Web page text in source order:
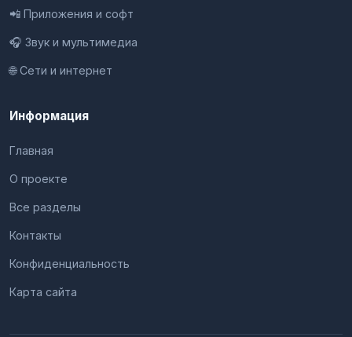
📲 Приложения и софт
🎧 Звук и мультимедиа
🌐 Сети и интернет
Информация
Главная
О проекте
Все разделы
Контакты
Конфиденциальность
Карта сайта